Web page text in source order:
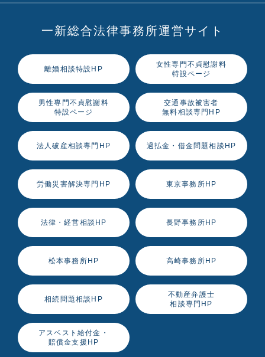
一新総合法律事務所運営サイト
離婚相談特設HP
女性専門不貞慰謝料
特設ページ
男性専門不貞慰謝料
特設ページ
交通事故被害者
無料相談専門HP
法人破産相談専門HP 過払金・借金問題相談HP
労働災害解決専門HP 東京事務所HP
法律・経営相談HP 長野事務所HP
松本事務所HP 高崎事務所HP
相続問題相談HP
不動産弁護士
相談専門HP
アスベスト給付金・
賠償金支援HP